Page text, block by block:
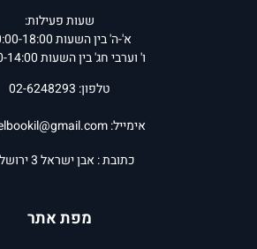
שעות פעילות:
א'-ה' בין השעות 10:00-18:00
ו' וערבי חג' בין השעות 10:00-14:00
טלפון: 02-6248293
אימייל:
כתובת : אבן ישראל 3 ירושלים.
מפת אתר